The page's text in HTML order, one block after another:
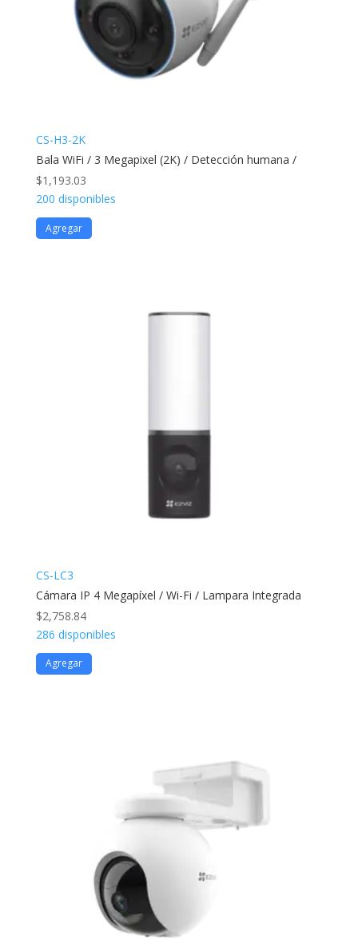
CS-H3-2K
Bala WiFi / 3 Megapixel (2K) / Detección humana /
$1,193.03
200 disponibles
Agregar
CS-LC3
Cámara IP 4 Megapíxel / Wi-Fi / Lampara Integrada
$2,758.84
286 disponibles
Agregar